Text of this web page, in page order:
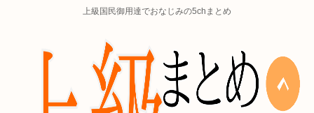
上級国民御用達でおなじみの5chまとめ